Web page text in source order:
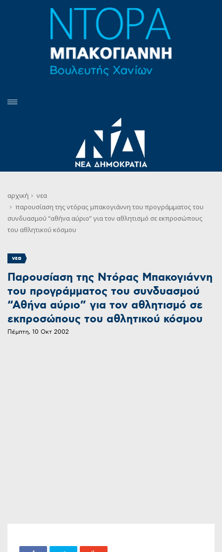
αρχική
νεα
παρουσίαση της ντόρας μπακογιάννη του προγράμματος του
συνδυασμού “αθήνα αύριο” για τον αθλητισμό σε εκπροσώπους
του αθλητικού κόσμου
νεα
Παρουσίαση της Ντόρας Μπακογιάννη
του προγράμματος του συνδυασμού
“Αθήνα αύριο” για τον αθλητισμό σε
εκπροσώπους του αθλητικού κόσμου
Πέμπτη, 10 Οκτ 2002